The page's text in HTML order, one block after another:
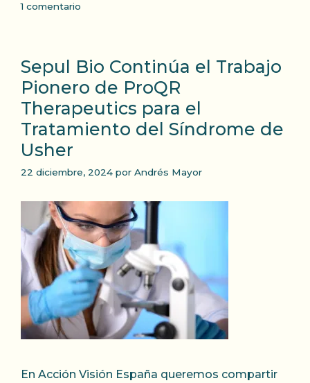
1 comentario
Sepul Bio Continúa el Trabajo
Pionero de ProQR
Therapeutics para el
Tratamiento del Síndrome de
Usher
22 diciembre, 2024 por Andrés Mayor
En Acción Visión España queremos compartir